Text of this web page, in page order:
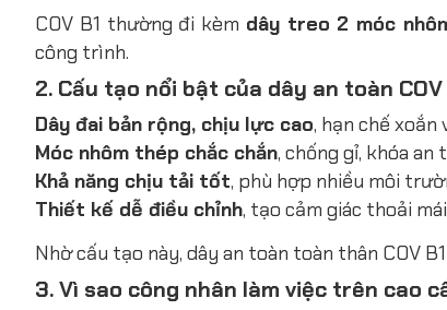
COV B1 thường đi kèm dây treo 2 móc
công trình.
2. Cấu tạo nổi bật của dây an toàn COV
Dây đai bản rộng, chịu lực cao, hạn chế xoắn
Móc nhôm thép chắc chắn, chống gỉ, khóa an
Khả năng chịu tải tốt, phù hợp nhiều môi
Thiết kế dễ điều chỉnh, tạo cảm giác thoải
Nhờ cấu tạo này, dây an toàn toàn thân COV
3. Vì sao công nhân làm việc trên cao